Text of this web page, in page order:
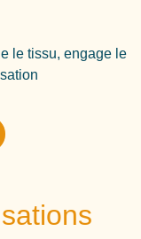
le tissu, engage le